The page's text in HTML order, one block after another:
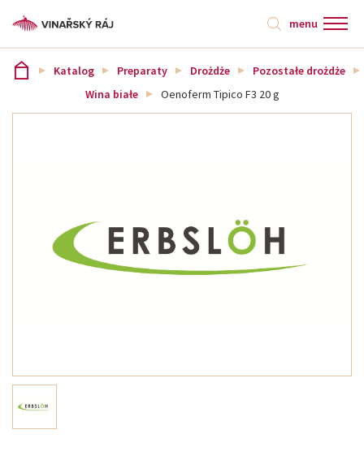
menu
Katalog Preparaty Drożdże
Pozostałe drożdże
Wina białe
Oenoferm Tipico F3 20 g